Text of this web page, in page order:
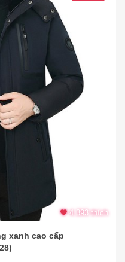
4.393 thích
xanh cao cấp